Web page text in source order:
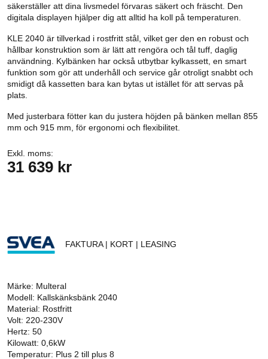
säkerställer att dina livsmedel förvaras säkert och fräscht. Den
digitala displayen hjälper dig att alltid ha koll på temperaturen.
KLE 2040 är tillverkad i rostfritt stål, vilket ger den en robust och
hållbar konstruktion som är lätt att rengöra och tål tuff, daglig
användning. Kylbänken har också utbytbar kylkassett, en smart
funktion som gör att underhåll och service går otroligt snabbt och
smidigt då kassetten bara kan bytas ut istället för att servas på
plats.
Med justerbara fötter kan du justera höjden på bänken mellan 855
mm och 915 mm, för ergonomi och flexibilitet.
Exkl. moms:
31 639 kr
FAKTURA | KORT | LEASING
Märke: Multeral
Modell: Kallskänksbänk 2040
Material: Rostfritt
Volt: 220-230V
Hertz: 50
Kilowatt: 0,6kW
Temperatur: Plus 2 till plus 8